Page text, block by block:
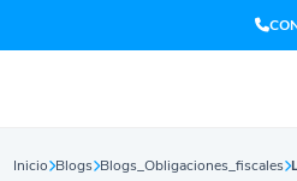
Inicio Blogs Blogs_Obligaciones_fiscales